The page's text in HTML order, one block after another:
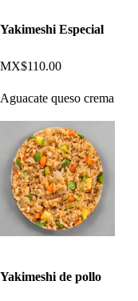
Yakimeshi Especial
MX$110.00
Aguacate queso crema
Yakimeshi de pollo